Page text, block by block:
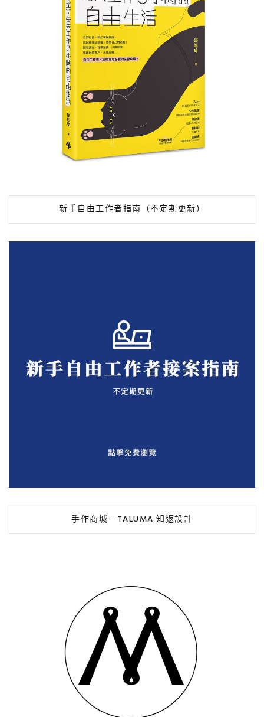
新手自由工作者指南（不定期更新）
手作商城－TALUMA 知返設計